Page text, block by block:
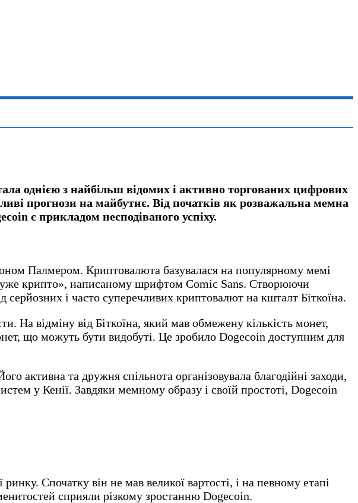
однією з найбільш відомих і активно торгованих цифрових
прогнози на майбутнє. Від початків як розважальна мемна
є прикладом несподіваного успіху.
Палмером. Криптовалюта базувалася на популярному мемі
крипто», написаному шрифтом Comic Sans. Створюючи
серйозних і часто суперечливих криптовалют на кшталт Біткоїна.
На відміну від Біткоїна, який мав обмежену кількість монет,
що можуть бути видобуті. Це зробило Dogecoin доступним для
активна та дружня спільнота організовувала благодійні заходи,
у Кенії. Завдяки мемному образу і своїй простоті, Dogecoin
Спочатку він не мав великої вартості, і на певному етапі
сприяли різкому зростанню Dogecoin.